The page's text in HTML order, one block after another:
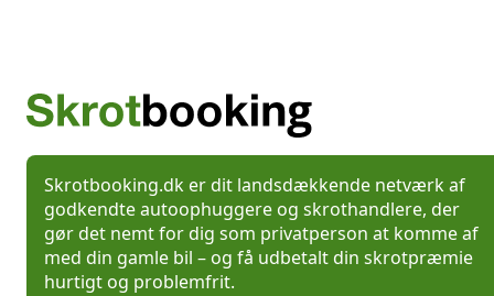
Skrotbooking.dk er dit landsdækkende netværk af
godkendte autoophuggere og skrothandlere, der
gør det nemt for dig som privatperson at komme af
med din gamle bil – og få udbetalt din skrotpræmie
hurtigt og problemfrit.